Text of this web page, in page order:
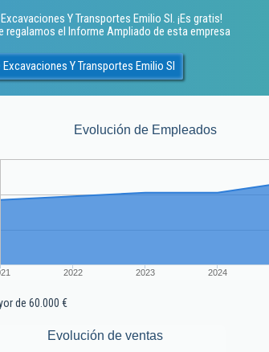
Y Transportes Emilio Sl. ¡Es gratis!
regalamos el Informe Ampliado de esta empresa
Y Transportes Emilio Sl
Evolución de Empleados
2022 2023 2024
de 60.000 €
Evolución de ventas